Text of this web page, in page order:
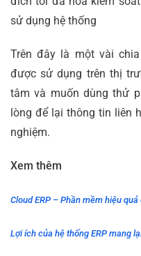
sử dụng hệ thống
Trên đây là một vài
được sử dụng trên thị
tâm và muốn dùng thử
lòng để lại thông tin liên
nghiệm.
Xem thêm
Cloud ERP – Phần mềm hiệu
Lợi ích của hệ thống ERP mang